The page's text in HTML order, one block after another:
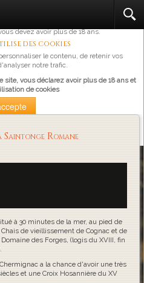
la santé, à consommer avec
devez avoir plus de 18 ans.
des cookies
le contenu, de retenir vos
notre trafic.
vous déclarez avoir plus de 18 ans et
de cookies
Romane
à 30 minutes de la mer, au pied de
de vieillissement de Cognac et de
des Forges, (logis du XVIII, fin
a la chance d'avoir une très
et une Croix Hosannière du XV